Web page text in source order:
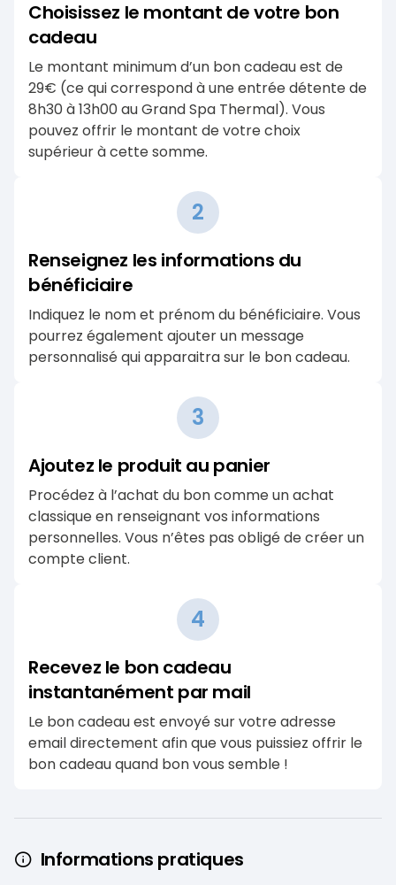
Choisissez le montant de votre bon
cadeau
Le montant minimum d’un bon cadeau est de
29€ (ce qui correspond à une entrée détente de
8h30 à 13h00 au Grand Spa Thermal). Vous
pouvez offrir le montant de votre choix
supérieur à cette somme.
2
Renseignez les informations du
bénéficiaire
Indiquez le nom et prénom du bénéficiaire. Vous
pourrez également ajouter un message
personnalisé qui apparaitra sur le bon cadeau.
3
Ajoutez le produit au panier
Procédez à l’achat du bon comme un achat
classique en renseignant vos informations
personnelles. Vous n’êtes pas obligé de créer un
compte client.
4
Recevez le bon cadeau
instantanément par mail
Le bon cadeau est envoyé sur votre adresse
email directement afin que vous puissiez offrir le
bon cadeau quand bon vous semble !
Informations pratiques